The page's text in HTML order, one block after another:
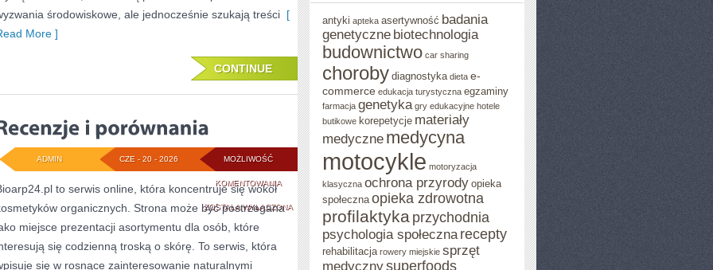
środowiskowe, ale jednocześnie szukają treści [
More ]
CONTINUE
MOŻLIWOŚĆ
KOMENTOWANIARECENZJE
I
PORÓWNANIA
ZOSTAŁA WYŁĄCZONA
CZE - 20 - 2026
ADMIN
to serwis online, która koncentruje się wokół
organicznych. Strona może być postrzegana
miejsce prezentacji asortymentu dla osób, które
się codzienną troską o skórę. To serwis, która
się w rosnące zainteresowanie naturalnymi
antyki apteka asertywność badania
genetyczne biotechnologia
budownictwo car sharing
choroby diagnostyka dieta e-
commerce edukacja turystyczna egzaminy
farmacja genetyka gry edukacyjne hotele
butikowe korepetycje materiały
medyczne medycyna
motocykle motoryzacja
klasyczna ochrona przyrody opieka
społeczna opieka zdrowotna
profilaktyka przychodnia
psychologia społeczna recepty
rehabilitacja rowery miejskie sprzęt
medycznysuperfoods